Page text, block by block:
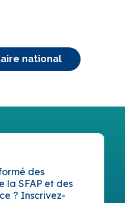
national
des
la SFAP et des
? Inscrivez-